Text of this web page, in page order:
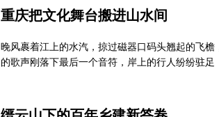
重庆把文化舞台搬进山水间
晚风裹着江上的水汽，掠过磁器口码头翘起的飞
的歌声刚落下最后一个音符，岸上的行人纷纷驻足